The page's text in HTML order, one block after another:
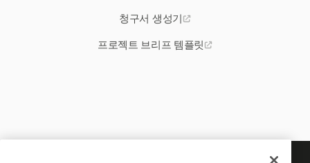
청구서 생성기
프로젝트 브리프 템플릿